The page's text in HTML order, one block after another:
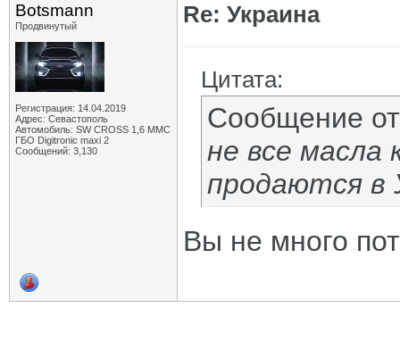
Botsmann
Продвинутый
Регистрация: 14.04.2019
Адрес: Севастополь
Автомобиль: SW CROSS 1,6 ММС
ГБО Digitronic maxi 2
Сообщений: 3,130
Re: Украина
Цитата:
Сообщение
не все масла
продаются в
Вы не много